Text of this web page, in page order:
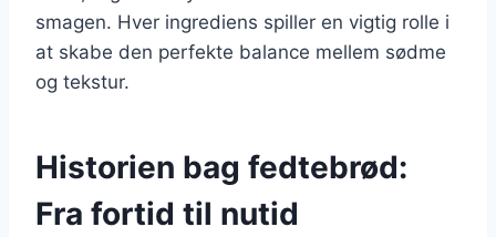
smagen. Hver ingrediens spiller en vigtig rolle i
at skabe den perfekte balance mellem sødme
og tekstur.
Historien bag fedtebrød:
Fra fortid til nutid